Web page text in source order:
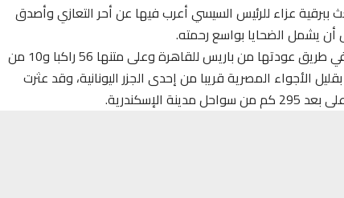
ببرقية عزاء للرئيس السيسي أعرب فيها عن أحر التعازي وأصدق
أن يشمل الضحايا بواسع رحمته.
وكانت الطائرة وهي من نوع «إيرباص»، قد اختفت وهي في طريق عودتها من باريس للقاهرة وعلى متنها 56 راكبا و10 من
الأجواء المصرية قريبا من إحدى الجزر اليونانية، وقد عثرت